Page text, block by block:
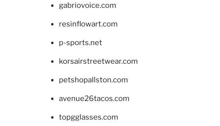
gabriovoice.com
resinflowart.com
p-sports.net
korsairstreetwear.com
petshopallston.com
avenue26tacos.com
topgglasses.com